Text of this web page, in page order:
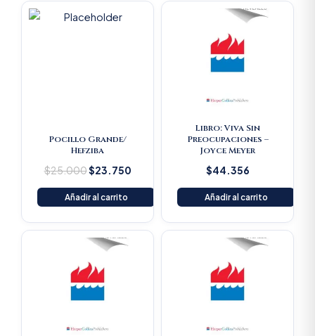
Pocillo Grande/
Hefziba
$25.000
price
$23.750
Current
Añadir al carrito
Libro: Viva Sin
Preocupaciones –
Joyce Meyer
$44.356
Añadir al carrito